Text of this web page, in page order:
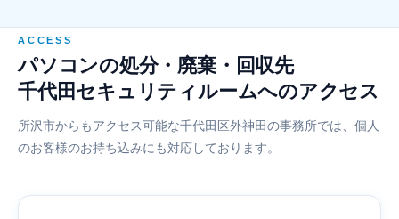
ACCESS
パソコンの処分・廃棄・回収先
千代田セキュリティルームへのアクセス
所沢市からもアクセス可能な千代田区外神田の事務所では、個人
のお客様のお持ち込みにも対応しております。